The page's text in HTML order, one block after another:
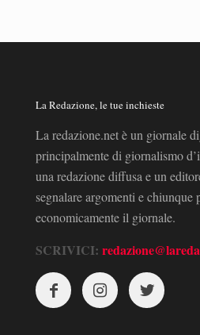
La Redazione, le tue inchieste
La redazione.net è un giornale
principalmente di giornalismo
una redazione diffusa e un
segnalare argomenti e chiunque
economicamente il giornale.
SCRIVICI: